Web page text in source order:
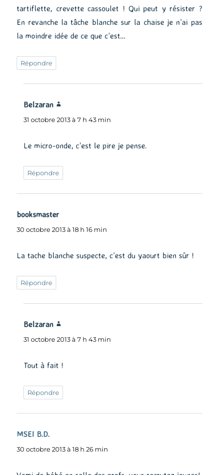
tartiflette, crevette cassoulet ! Qui peut y résister ?
En revanche la tâche blanche sur la chaise je n’ai pas
la moindre idée de ce que c’est…
Répondre
Belzaran
31 octobre 2013 à 7 h 43 min
Le micro-onde, c’est le pire je pense.
Répondre
booksmaster
30 octobre 2013 à 18 h 16 min
La tache blanche suspecte, c’est du yaourt bien sûr !
Répondre
Belzaran
31 octobre 2013 à 7 h 43 min
Tout à fait !
Répondre
MSEI B.D.
30 octobre 2013 à 18 h 26 min